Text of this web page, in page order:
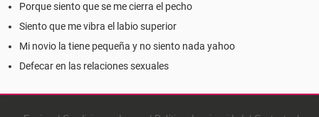
Porque siento que se me cierra el pecho
Siento que me vibra el labio superior
Mi novio la tiene pequeña y no siento nada yahoo
Defecar en las relaciones sexuales